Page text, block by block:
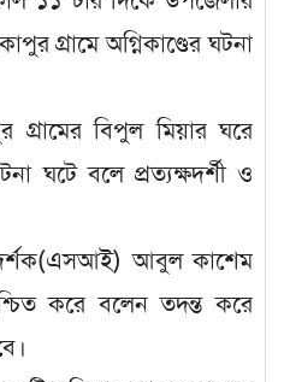
গ্রামে অগ্নিকাণ্ডের ঘটনা
গ্রামের বিপুল মিয়ার ঘরে
ঘটে বলে প্রত্যক্ষদর্শী ও
আবুল কাশেম
করে বলেন তদন্ত করে